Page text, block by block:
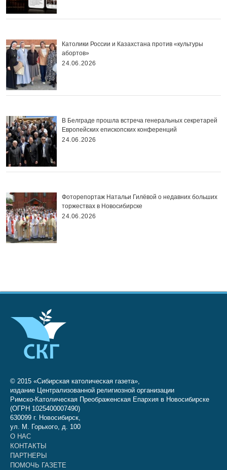
Католики России и Казахстана против «культуры
абортов»
24.06.2026
В Белграде прошла встреча генеральных секретарей
Европейских епископских конференций
24.06.2026
Фоторепортаж Натальи Гилёвой о недавних больших
торжествах в Новосибирске
24.06.2026
© 2015 «Сибирская католическая газета»,
издание Централизованной религиозной организации
Римско-Католическая Преображенская Епархия в Новосибирске
(ОГРН 1025400007490)
630099 г. Новосибирск,
ул. М. Горького, д. 100
О НАС
КОНТАКТЫ
ПАРТНЕРЫ
ПОМОЧЬ ГАЗЕТЕ